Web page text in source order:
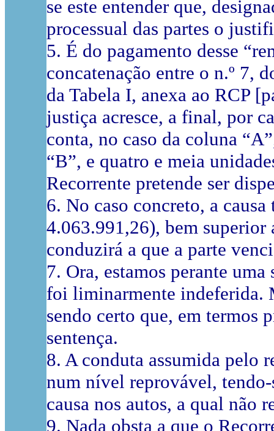
se este entender que,
processual das partes o
5. É do pagamento desse
concatenação entre o n.º 7,
da Tabela I, anexa ao RCP
justiça acresce, a final, por
conta, no caso da coluna
“B”, e quatro e meia
Recorrente pretende ser
6. No caso concreto, a
4.063.991,26), bem superior
conduzirá a que a parte
7. Ora, estamos perante
foi liminarmente indeferida.
sendo certo que, em termos
sentença.
8. A conduta assumida pelo
num nível reprovável,
causa nos autos, a qual não
9. Nada obsta a que o